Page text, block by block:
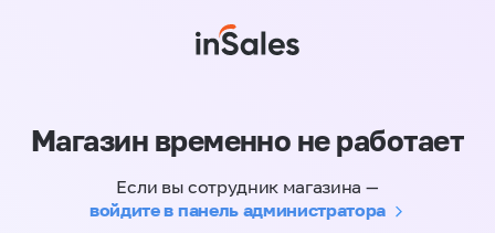
Магазин временно не работает
Если вы сотрудник магазина —
войдите в панель администратора